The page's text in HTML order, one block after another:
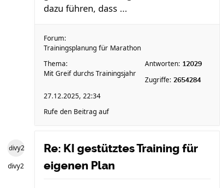
dazu führen, dass ...
Forum:
Trainingsplanung für Marathon
Thema:
Mit Greif durchs Trainingsjahr
Antworten: 12029
Zugriffe: 2654284
27.12.2025, 22:34
Rufe den Beitrag auf
divy2
divy2
Re: KI gestütztes Training für
eigenen Plan